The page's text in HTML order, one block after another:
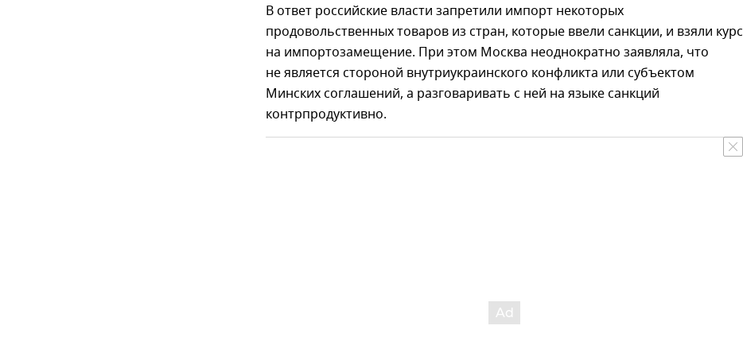
В ответ российские власти запретили импорт некоторых
продовольственных товаров из стран, которые ввели санкции, и взяли курс
на импортозамещение. При этом Москва неоднократно заявляла, что
не является стороной внутриукраинского конфликта или субъектом
Минских соглашений, а разговаривать с ней на языке санкций
контрпродуктивно.